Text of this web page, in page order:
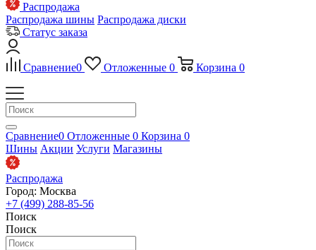
Распродажа
Распродажа шины Распродажа диски
Статус заказа
Сравнение0 Отложенные 0 Корзина 0
Сравнение0 Отложенные 0 Корзина 0
Шины Акции Услуги Магазины
Распродажа
Город: Москва
+7 (499) 288-85-56
Поиск
Поиск